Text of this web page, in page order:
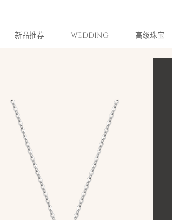
新品推荐 WEDDING 高级珠宝